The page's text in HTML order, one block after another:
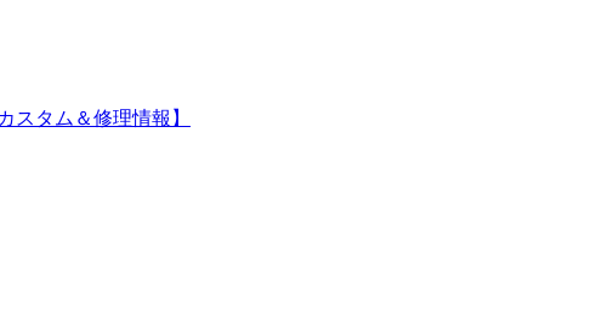
スタム＆修理情報】